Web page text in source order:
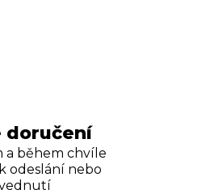
doručení
a během chvíle
odeslání nebo